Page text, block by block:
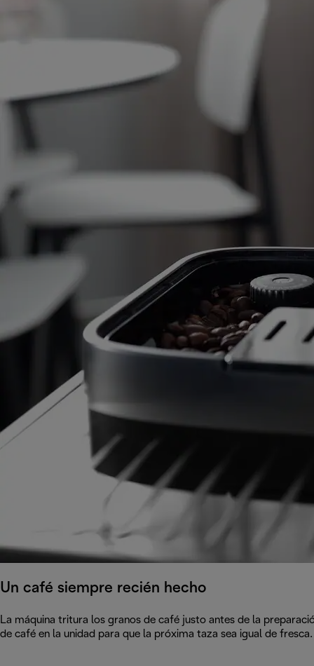
Un café siempre recién hecho
La máquina tritura los granos de café justo antes de la
de café en la unidad para que la próxima taza sea igual de fresca.